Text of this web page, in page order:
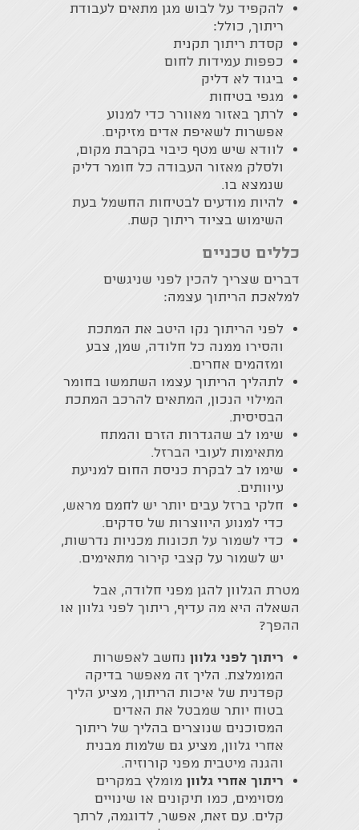
להקפיד על לבוש מגן מתאים לעבודת
ריתוך, כולל:
קסדת ריתוך תקנית
כפפות עמידות לחום
ביגוד לא דליק
מגפי בטיחות
לרתך באזור מאוורר כדי למנוע
אפשרות לשאיפת אדים מזיקים.
לוודא שיש מטף כיבוי בקרבת מקום,
ולסלק מאזור העבודה כל חומר דליק
שנמצא בו.
להיות מודעים לבטיחות החשמל בעת
השימוש בציוד ריתוך קשת.
כללים טכניים
דברים שצריך להכין לפני שניגשים
למלאכת הריתוך עצמה:
לפני הריתוך נקו היטב את המתכת
והסירו ממנה כל חלודה, שמן, צבע
ומזהמים אחרים.
לתהליך הריתוך עצמו השתמשו בחומר
המילוי הנכון, המתאים להרכב המתכת
הבסיסית.
שימו לב שהגדרות הזרם והמתח
מתאימות לעובי הברזל.
שימו לב לבקרת כניסת החום למניעת
עיוותים.
חלקי ברזל עבים יותר יש לחמם מראש,
כדי למנוע היווצרות של סדקים.
כדי לשמור על תכונות מכניות נדרשות,
יש לשמור על קצבי קירור מתאימים.
מטרת הגלוון להגן מפני חלודה, אבל
השאלה היא מה עדיף, ריתוך לפני גלוון או
ההפך?
ריתוך לפני גלוון נחשב לאפשרות
המומלצת. הליך זה מאפשר בדיקה
קפדנית של איכות הריתוך, מציע הליך
בטוח יותר שמבטל את האדים
המסוכנים שנוצרים בהליך של ריתוך
אחרי גלוון, מציע גם שלמות מבנית
והגנה מיטבית מפני קורוזיה.
ריתוך אחרי גלוון מומלץ במקרים
מסוימים, כמו תיקונים או שינויים
קלים. עם זאת, אפשר, לדוגמה, לרתך